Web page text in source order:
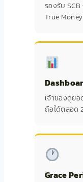
รองรับ SCB
True
เจ้าของดูยอ
ถือได้ตลอด
Grace